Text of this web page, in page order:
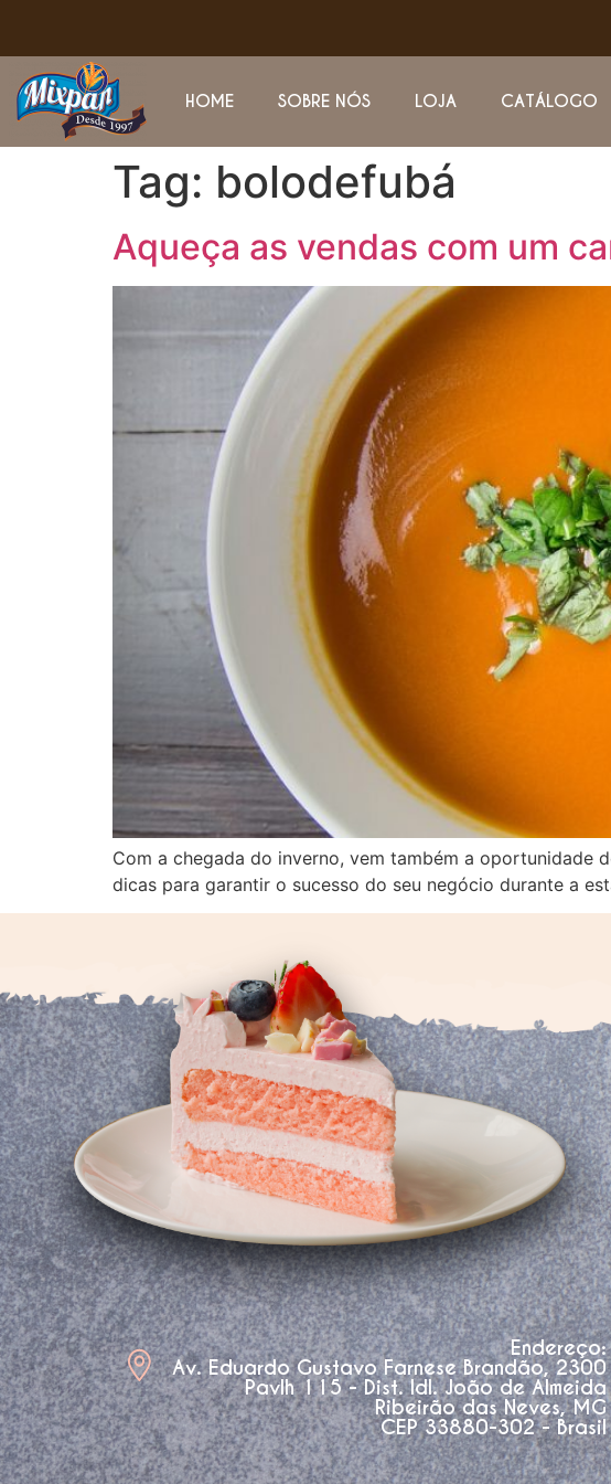
HOME SOBRE NÓS LOJA CATÁLOGO
Tag: bolodefubá
Aqueça as vendas com um
Com a chegada do inverno, vem também a oportunidade
dicas para garantir o sucesso do seu negócio durante a
Endereço:
Av. Eduardo Gustavo Farnese Brandão, 2300
Pavlh 115 - Dist. Idl. João de Almeida
Ribeirão das Neves, MG
CEP 33880-302 - Brasil